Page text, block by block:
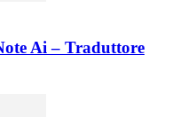
Ai – Traduttore